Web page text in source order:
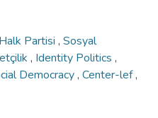
Partisi , Sosyal
, Identity Politics ,
Democracy, Center-lef,